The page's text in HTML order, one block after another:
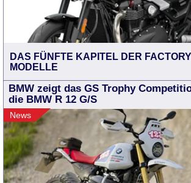
DAS FÜNFTE KAPITEL DER
MODELLE
BMW zeigt das GS Trophy
die BMW R 12 G/S
News